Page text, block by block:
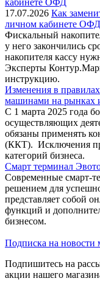
17.07.2026 Как
личном кабинете ОФД
Фискальный
у него закончились
накопителя кассу
Эксперты
инструкцию.
Изменения в
машинами на рынках
С 1 марта 2025 года
осуществляющих
обязаны применять
(ККТ). Исключения
категорий бизнеса.
Смарт терминал
Современные смарт-
решением для
представляет собой
функций и
бизнесом.
Подписка на новости
Подпишитесь на
акции нашего